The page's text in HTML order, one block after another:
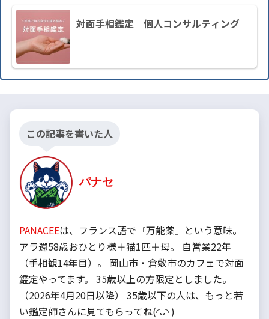
対面手相鑑定｜個人コンサルティング
この記事を書いた人
パナセ
PANACEEは、フランス語で『万能薬』という意味。
アラ還58歳おひとり様＋猫1匹＋母。 自営業22年
（手相観14年目）。 岡山市・倉敷市のカフェで対面
鑑定やってます。 35歳以上の方限定としました。
（2026年4月20日以降） 35歳以下の人は、もっと若
い鑑定師さんに見てもらってね(◜ᴗ◝ )